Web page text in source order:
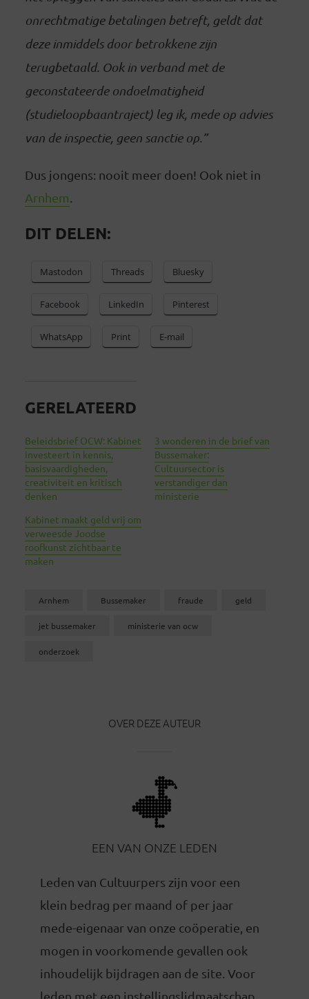
onrechtmatige betalingen betreft, geldt dat
deze inmiddels door betrokkene zijn
terugbetaald. Ook in verband met de
geconstateerde ondoelmatigheid
(studieloopbaantraject) leg ik, mede op advies
van de inspectie, geen sanctie op.”
Dus jongens: nooit meer doen! Ook niet in
Arnhem
DIT DELEN:
Mastodon Threads Bluesky
Facebook LinkedIn Pinterest
WhatsApp Print E-mail
GERELATEERD
Beleidsbrief OCW: Kabinet
investeert in kennis,
basisvaardigheden,
creativiteit en kritisch
denken
3 wonderen in de brief van
Bussemaker:
Cultuursector is
verstandiger dan
ministerie
Kabinet maakt geld vrij om
verweesde Joodse
roofkunst zichtbaar te
maken
Arnhem Bussemaker fraude geld
jet bussemaker ministerie van ocw
onderzoek
OVER DEZE AUTEUR
EEN VAN ONZE LEDEN
Leden van Cultuurpers zijn voor een
klein bedrag per maand of per jaar
mede-eigenaar van onze coöperatie, en
mogen in voorkomende gevallen ook
inhoudelijk bijdragen aan de site. Voor
leden met een instellingslidmaatschap